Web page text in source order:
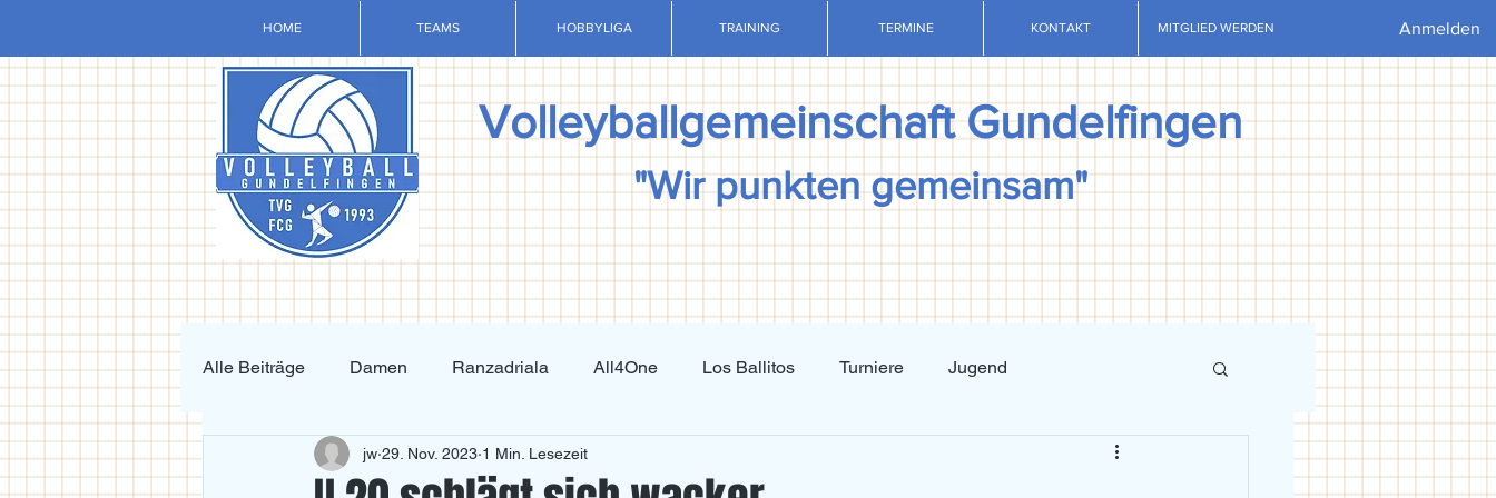
HOME TEAMS HOBBYLIGA TRAINING TERMINE KONTAKT MITGLIED WERDEN Anmelden
Volleyballgemeinschaft Gundelfingen
"Wir punkten gemeinsam"
Alle Beiträge Damen Ranzadriala All4One Los Ballitos Turniere Jugend
Krafttraining und Vorbereitung Techniktraining
jw 29. Nov. 2023 1 Min. Lesezeit